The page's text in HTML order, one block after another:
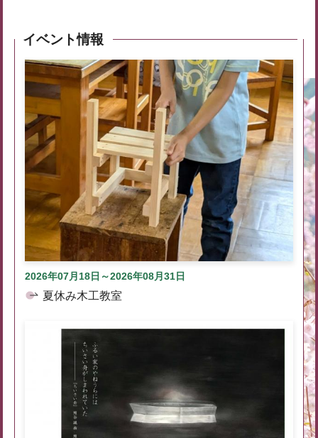
イベント情報
2026年07月18日～2026年08月31日
夏休み木工教室